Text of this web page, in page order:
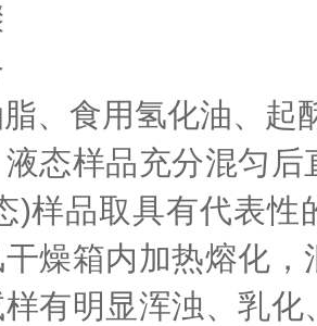
、食用氢化油、起
态样品充分混匀
)样品取具有代表性
燥箱内加热熔化
有明显浑浊、乳